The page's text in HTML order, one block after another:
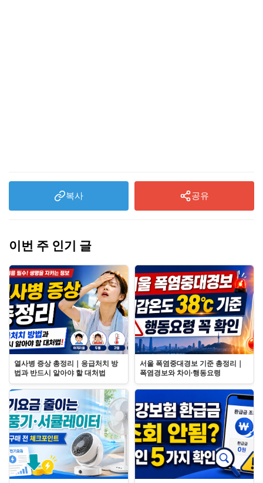
복사 공유
이번 주 인기 글
열사병 증상 총정리｜응급처치 방
법과 반드시 알아야 할 대처법
서울 폭염중대경보 기준 총정리｜
폭염경보와 차이·행동요령